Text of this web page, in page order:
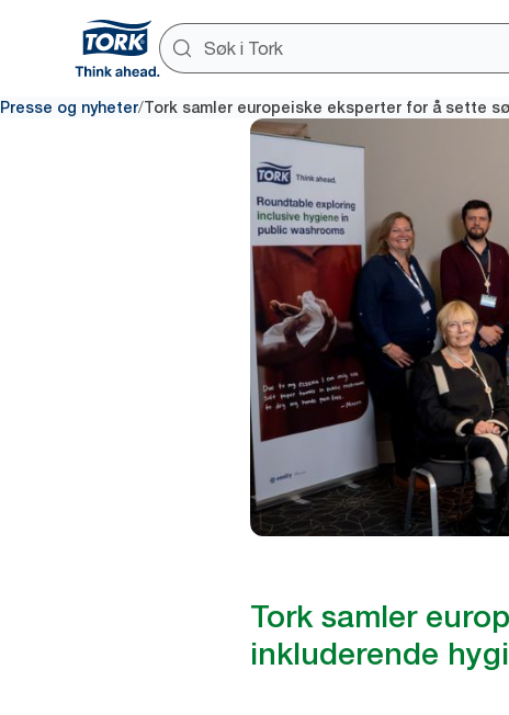
Presse og nyheter/Tork samler europeiske eksperter for å sette
Tork samler
inkluderende